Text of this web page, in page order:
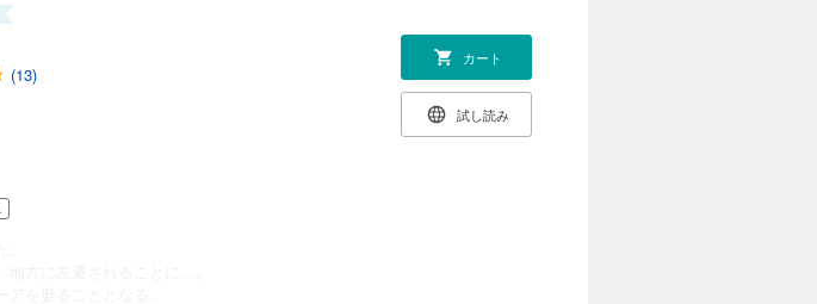
(13)
カート
試し読み